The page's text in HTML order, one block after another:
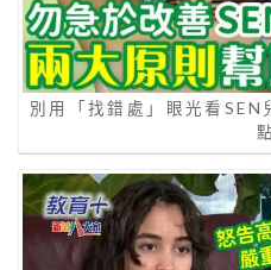
別用「找錯處」眼光看
點